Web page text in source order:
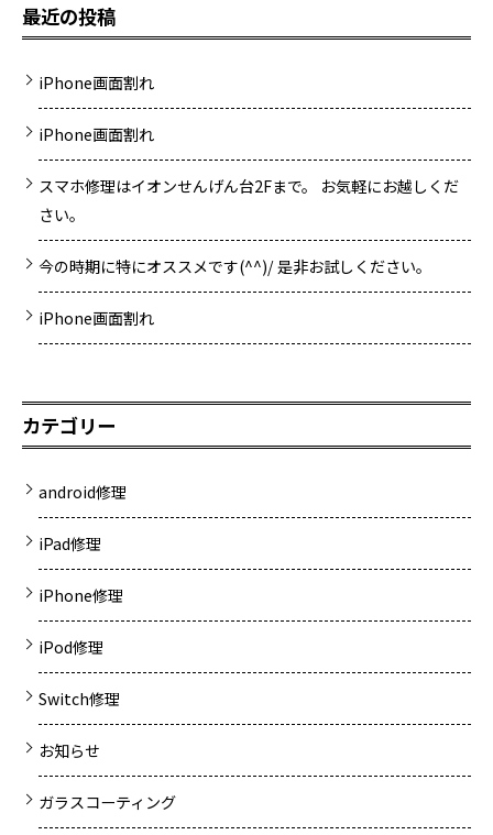
最近の投稿
iPhone画面割れ
iPhone画面割れ
スマホ修理はイオンせんげん台2Fまで。 お気軽にお越しくだ
さい。
今の時期に特にオススメです(^^)/ 是非お試しください。
iPhone画面割れ
カテゴリー
android修理
iPad修理
iPhone修理
iPod修理
Switch修理
お知らせ
ガラスコーティング